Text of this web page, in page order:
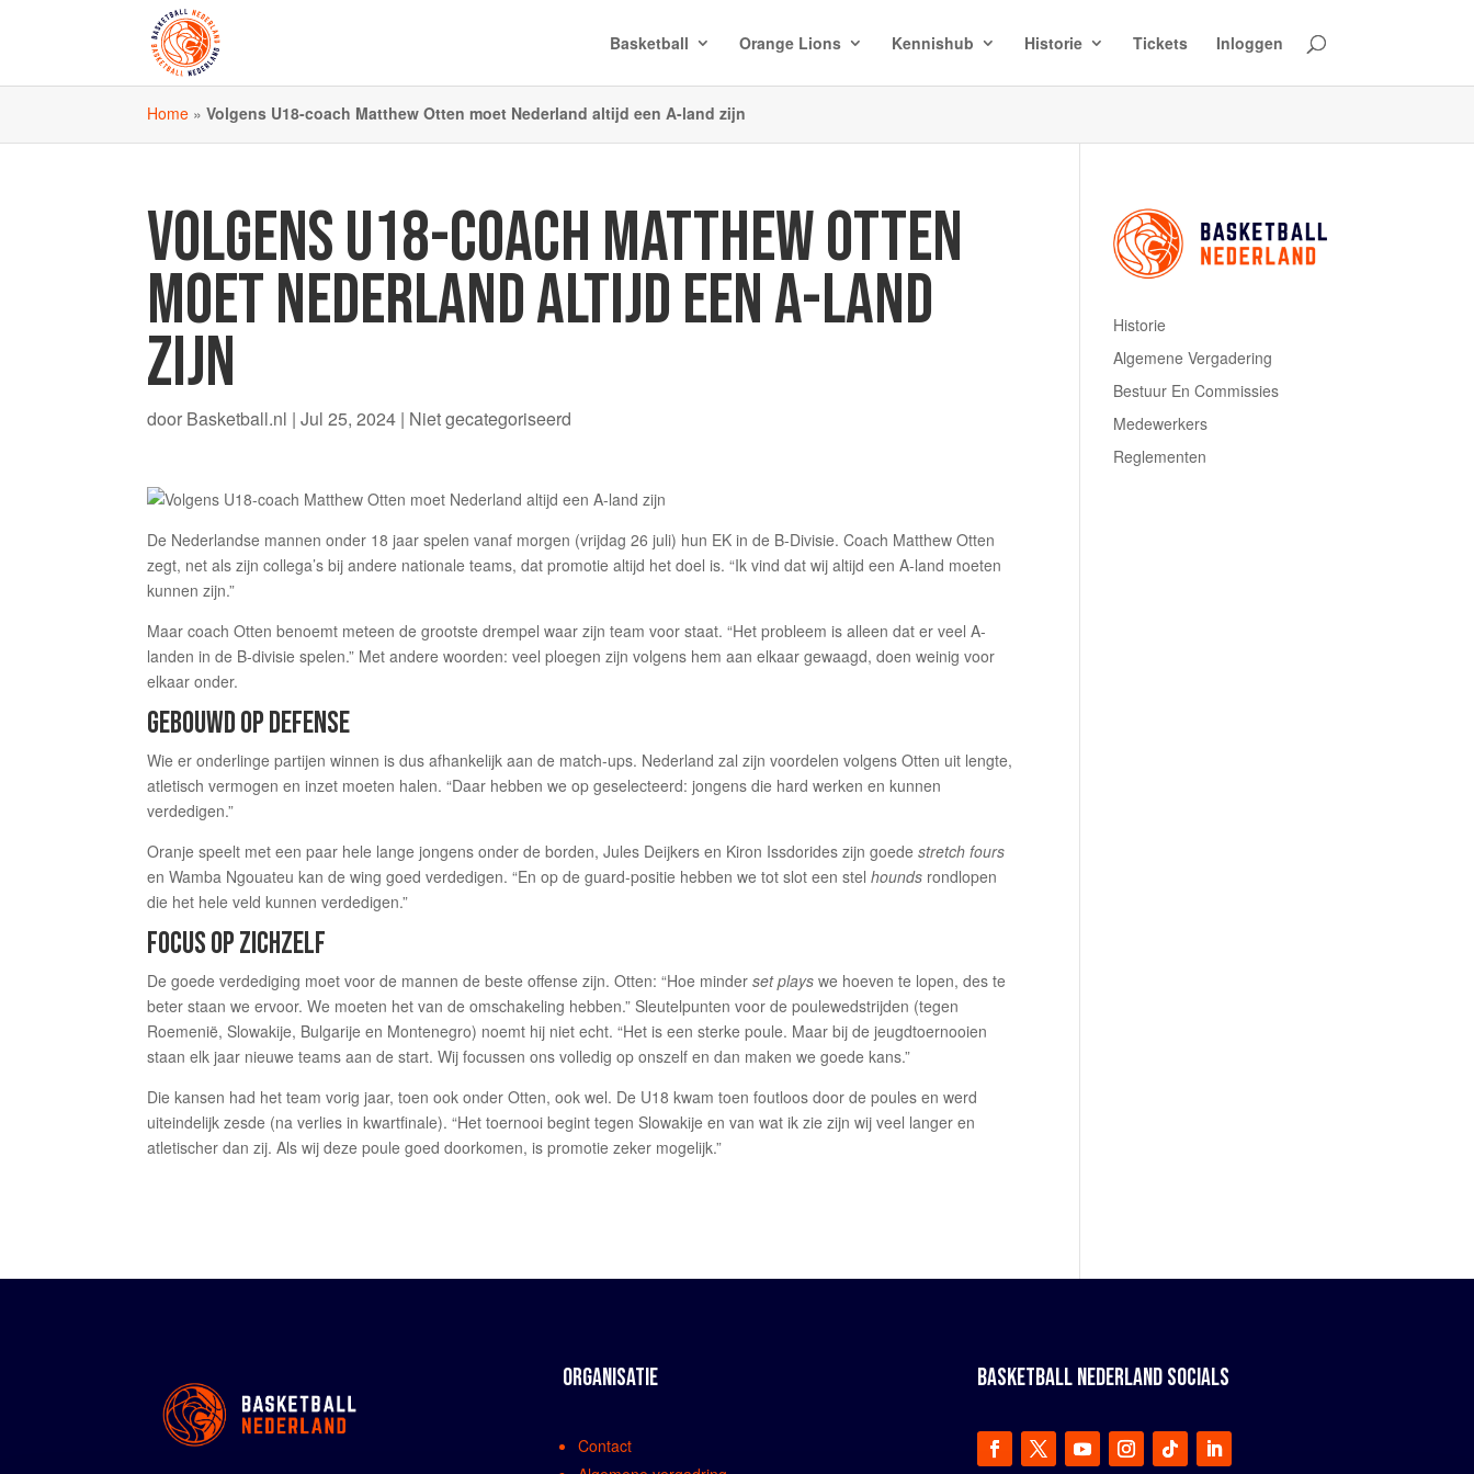
Basketball Orange Lions Kennishub Historie Tickets Inloggen
Home »Volgens U18-coach Matthew Otten moet Nederland altijd een A-land zijn
VOLGENS U18-COACH MATTHEW OTTEN
MOET NEDERLAND ALTIJD EEN A-LAND
ZIJN
door Basketball.nl |Jul 25, 2024 | Niet gecategoriseerd
De Nederlandse mannen onder 18 jaar spelen vanaf morgen (vrijdag 26 juli) hun EK in de B-Divisie. Coach Matthew Otten
zegt, net als zijn collega’s bij andere nationale teams, dat promotie altijd het doel is. “Ik vind dat wij altijd een A-land moeten
kunnen zijn.”
Maar coach Otten benoemt meteen de grootste drempel waar zijn team voor staat. “Het probleem is alleen dat er veel A-
landen in de B-divisie spelen.” Met andere woorden: veel ploegen zijn volgens hem aan elkaar gewaagd, doen weinig voor
elkaar onder.
GEBOUWD OP DEFENSE
Wie er onderlinge partijen winnen is dus afhankelijk aan de match-ups. Nederland zal zijn voordelen volgens Otten uit lengte,
atletisch vermogen en inzet moeten halen. “Daar hebben we op geselecteerd: jongens die hard werken en kunnen
verdedigen.”
Oranje speelt met een paar hele lange jongens onder de borden, Jules Deijkers en Kiron Issdorides zijn goedestretch fours
en Wamba Ngouateu kan de wing goed verdedigen. “En op de guard-positie hebben we tot slot een stelhounds rondlopen
die het hele veld kunnen verdedigen.”
FOCUS OP ZICHZELF
De goede verdediging moet voor de mannen de beste offense zijn. Otten: “Hoe minderset playswe hoeven te lopen, des te
beter staan we ervoor. We moeten het van de omschakeling hebben.” Sleutelpunten voor de poulewedstrijden (tegen
Roemenië, Slowakije, Bulgarije en Montenegro) noemt hij niet echt. “Het is een sterke poule. Maar bij de jeugdtoernooien
staan elk jaar nieuwe teams aan de start. Wij focussen ons volledig op onszelf en dan maken we goede kans.”
Die kansen had het team vorig jaar, toen ook onder Otten, ook wel. De U18 kwam toen foutloos door de poules en werd
uiteindelijk zesde (na verlies in kwartfinale). “Het toernooi begint tegen Slowakije en van wat ik zie zijn wij veel langer en
atletischer dan zij. Als wij deze poule goed doorkomen, is promotie zeker mogelijk.”
Historie
Algemene Vergadering
Bestuur En Commissies
Medewerkers
Reglementen
ORGANISATIE
Contact
BASKETBALL NEDERLAND SOCIALS